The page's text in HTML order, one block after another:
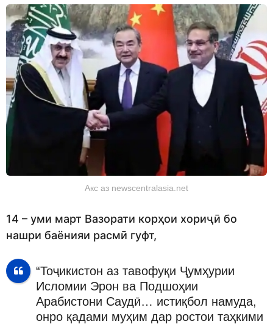
Акс аз newscentralasia.net
14 – уми март Вазорати корҳои хориҷӣ бо
нашри баёнияи расмӣ гуфт,
“Тоҷикистон аз тавофуқи Ҷумҳурии
Исломии Эрон ва Подшоҳии
Арабистони Саудӣ… истиқбол намуда,
онро қадами муҳим дар ростои таҳкими